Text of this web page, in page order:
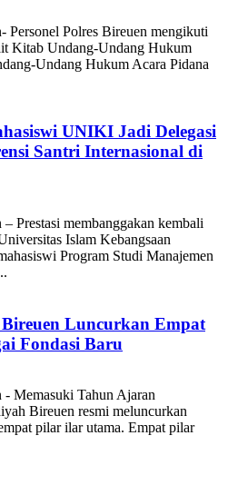
Polres Bireuen mengikuti
Kitab Undang-Undang Hukum
Undang Hukum Acara Pidana
UNIKI Jadi Delegasi
Santri Internasional di
membanggakan kembali
Islam Kebangsaan
Program Studi Manajemen
Luncurkan Empat
Fondasi Baru
Memasuki Tahun Ajaran
Bireuen resmi meluncurkan
pilar ilar utama. Empat pilar